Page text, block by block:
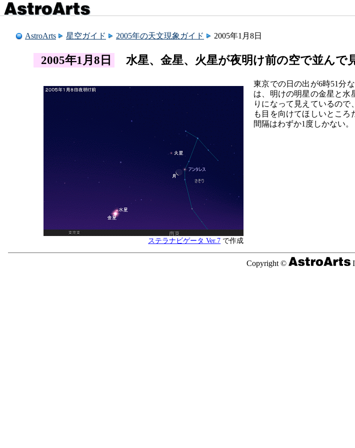
AstroArts 星空ガイド 2005年の天文現象ガイド 2005年1月8日
2005年1月8日 水星、金星、火星が夜明け前の空で並んで
ステラナビゲータ Ver.7 で作成
東京での日の出が6時51分
は、明けの明星の金星と水
りになって見えているの
も目を向けてほしいとこ
間隔はわずか1度しかない。
Copyright ©